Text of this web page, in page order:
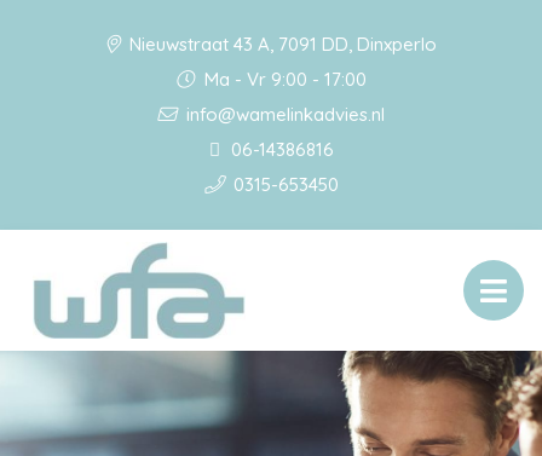
Nieuwstraat 43 A, 7091 DD, Dinxperlo
Ma - Vr 9:00 - 17:00
info@wamelinkadvies.nl
06-14386816
0315-653450